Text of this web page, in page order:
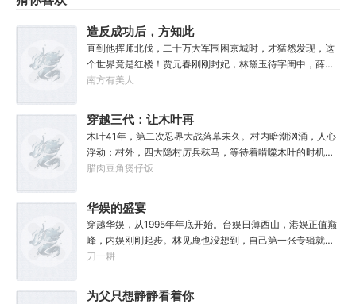
造反成功后，方知此
地是红楼
直到他挥师北伐，二十万大军围困京城时，才猛然发现，这
个世界竟是红楼！贾元春刚刚封妃，林黛玉待字闺中，薛宝
钗、三春等人搬入大观园不久。李纨在守寡，妙玉在栊翠
正茂，十二副钗娇俏可人。攻入京城，楚延登基称帝，并很
快下了一道圣旨：贾、林、薛、史等罪官女眷，皆没入掖
庭。江山美人，他全都要！……当晚，绛珠仙草出现在他面
前。
南方有美人
穿越三代：让木叶再
次伟大！
木叶41年，第二次忍界大战落幕未久。村内暗潮汹涌，人心
浮动；村外，四大隐村厉兵秣马，等待着啃噬木叶的时机。
内忧外患之际，机关老资历穿越成猿飞日斩。随之而来的，
——五项指标，将他的未来与村子绑定。从‘杯酒释根部’、重
塑与弟子们的羁绊开始，猿飞日斩踏上了最强火影之路！“你
相信火之意志吗？木叶，要开始加速了！”「笼络天才」、
「制度改革」、「火之国镇国将军」「忍界灯塔」、「木叶
绿卡」、「凝聚日向宇智波」「扶持平民」、「迭代科
飞日斩立于火影岩之巅，下方人声沸腾：“以火影之名，让木
腊肉豆角煲仔饭
华娱的盛宴
穿越华娱，从1995年年底开始。台娱日薄西山，港娱正值巅
峰，内娱刚刚起步。林见鹿也没想到，自己第一张专辑就直
接打穿了两岸三地，直接封王了。这还怎么退休？
刀一耕
为父只想静静看着你